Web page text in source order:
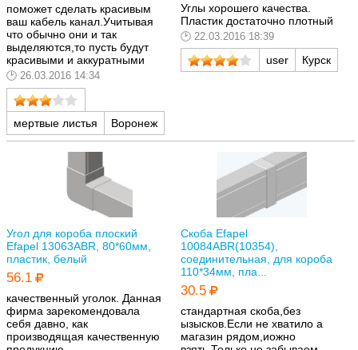
поможет сделать красивым
ваш кабель канал.Учитывая
что обычно они и так
выделяются,то пусть будут
красивыми и аккуратными
26.03.2016 14:34
мертвые листья Воронеж
Углы хорошего качества.
Пластик достаточно плотный
22.03.2016 18:39
user Курск
Угол для короба плоский
Efapel 13063ABR, 80*60мм,
пластик, белый
56.1
качественный уголок. Данная
фирма зарекомендовала
себя давно, как
производящая качественную
Скоба Efapel
10084ABR(10354),
соединительная, для короба
110*34мм, пла...
30.5
стандартная скоба,без
ызысков.Если не хватило а
магазин рядом,иожно